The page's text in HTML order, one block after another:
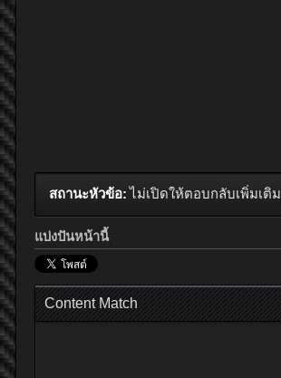
สถานะหัวข้อ: ไม่เปิดให้ตอบกลับเพิ่มเติม
แบ่งปันหน้านี้
Content Match